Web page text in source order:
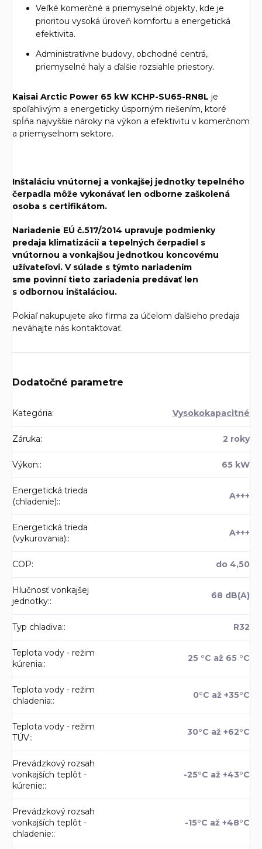
Veľké komerčné a priemyselné objekty, kde je
prioritou vysoká úroveň komfortu a energetická
efektivita.
Administratívne budovy, obchodné centrá,
priemyselné haly a ďalšie rozsiahle priestory.
Kaisai Arctic Power 65 kW KCHP-SU65-RN8L je
spoľahlivým a energeticky úsporným riešením, ktoré
spĺňa najvyššie nároky na výkon a efektivitu v komerčnom
a priemyselnom sektore.
Inštaláciu vnútornej a vonkajšej jednotky tepelného
čerpadla môže vykonávať len odborne zaškolená
osoba s certifikátom.
Nariadenie EÚ č.517/2014 upravuje podmienky
predaja klimatizácií a tepelných čerpadiel s
vnútornou a vonkajšou jednotkou koncovému
užívateľovi. V súlade s týmto nariadením
sme povinní tieto zariadenia predávať len
s odbornou inštaláciou.
Pokiaľ nakupujete ako firma za účelom ďalšieho predaja
neváhajte nás kontaktovať.
Dodatočné parametre
Kategória: Vysokokapacitné
Záruka: 2 roky
Výkon:: 65 kW
Energetická trieda
(chladenie)::
A+++
Energetická trieda
(vykurovania)::
A+++
COP: do 4,50
Hlučnosť vonkajšej
jednotky::
68 dB(A)
Typ chladiva:: R32
Teplota vody - režim
kúrenia::
25 °C až 65 °C
Teplota vody - režim
chladenia::
0°C až +35°C
Teplota vody - režim
TÚV::
30°C až +62°C
Prevádzkový rozsah
vonkajších teplôt -
kúrenie::
-25°C až +43°C
Prevádzkový rozsah
vonkajších teplôt -
chladenie::
-15°C až +48°C